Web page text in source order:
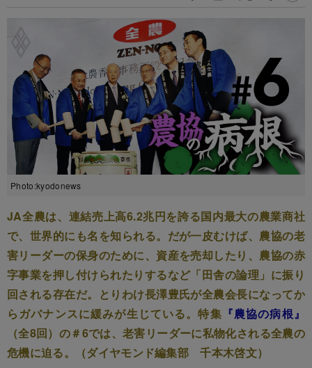
Photo:kyodonews
JA全農は、連結売上高6.2兆円を誇る国内最大の農業商社
で、世界的にも名を知られる。だが一皮むけば、農協の老
害リーダーの保身のために、資産を売却したり、農協の赤
字事業を押し付けられたりするなど「田舎の論理」に振り
回される存在だ。とりわけ長澤豊氏が全農会長になってか
らガバナンスに緩みが生じている。特集 『農協の病根』
（全8回）の＃6では、老害リーダーに私物化される全農の
危機に迫る。（ダイヤモンド編集部 千本木啓文）